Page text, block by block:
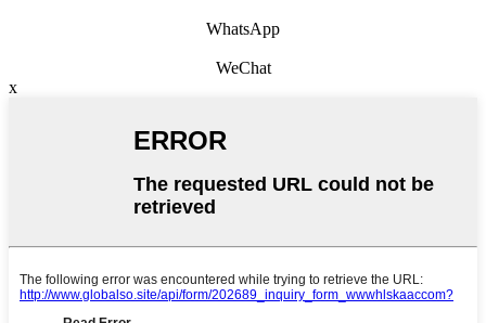
WhatsApp
WeChat
x